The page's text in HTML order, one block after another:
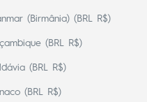
(Birmânia) (BRL R$)
(BRL R$)
(BRL R$)
(BRL R$)